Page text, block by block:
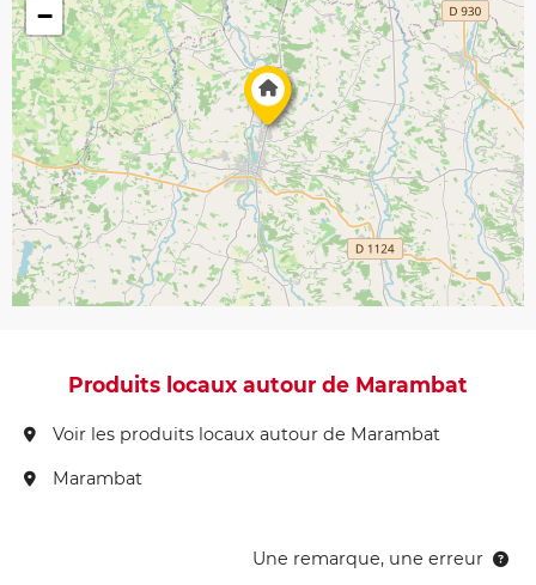
−
Produits locaux autour de Marambat
Voir les produits locaux autour de Marambat
Marambat
Une remarque, une erreur